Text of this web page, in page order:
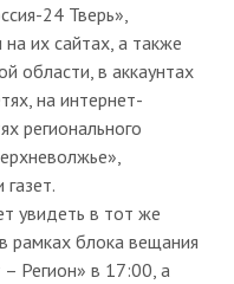
24 Тверь»,
их сайтах, а также
области, в аккаунтах
на интернет-
регионального
увидеть в тот же
рамках блока вещания
– Регион» в 17:00, а